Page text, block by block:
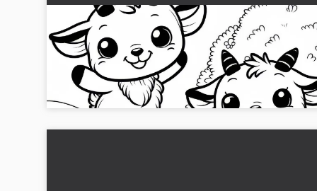
To små gede hopper glad på marken: Enkelt
malebillede (Gratis)
Hent dette gratis farvelægningsbillede med to glade får på
eng. Download og farv nu!...